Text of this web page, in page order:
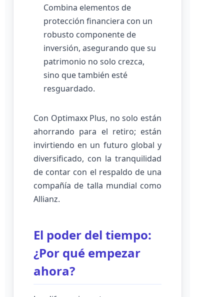
Combina elementos de
protección financiera con un
robusto componente de
inversión, asegurando que su
patrimonio no solo crezca,
sino que también esté
resguardado.
Con Optimaxx Plus, no solo están
ahorrando para el retiro; están
invirtiendo en un futuro global y
diversificado, con la tranquilidad
de contar con el respaldo de una
compañía de talla mundial como
Allianz.
El poder del tiempo:
¿Por qué empezar
ahora?